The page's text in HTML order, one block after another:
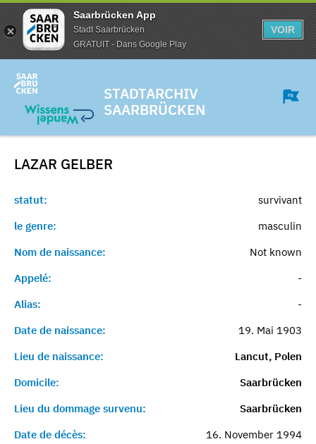
Saarbrücken App
Stadt Saarbrücken
GRATUIT - Dans Google Play
VOIR
STADTARCHIV
SAARBRÜCKEN
LAZAR GELBER
statut:
survivant
le genre:
masculin
Nom de naissance:
Not known
Appelé:
-
Alias:
-
Date de naissance:
19. Mai 1903
Lieu de naissance:
Lancut, Polen
Domicile:
Saarbrücken
Lieu du dommage survenu:
Saarbrücken
Date de décès:
16. November 1994